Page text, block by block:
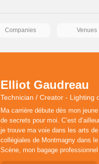
Companies Venues
Elliot Gaudreau
Technician / Creator - Lighting
Ma carrière débute dès mon
de secrets pour moi. C’est
je trouve ma voie dans les arts
collégiales de Montmagny dans
Scène, mon bagage